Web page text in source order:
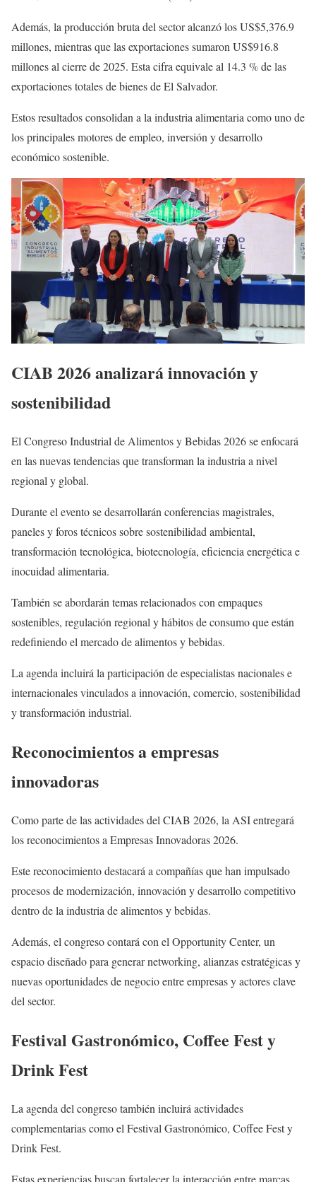
Además, la producción bruta del sector alcanzó los US$5,376.9
millones, mientras que las exportaciones sumaron US$916.8
millones al cierre de 2025. Esta cifra equivale al 14.3 % de las
exportaciones totales de bienes de El Salvador.
Estos resultados consolidan a la industria alimentaria como uno de
los principales motores de empleo, inversión y desarrollo
económico sostenible.
CIAB 2026 analizará innovación y
sostenibilidad
El Congreso Industrial de Alimentos y Bebidas 2026 se enfocará
en las nuevas tendencias que transforman la industria a nivel
regional y global.
Durante el evento se desarrollarán conferencias magistrales,
paneles y foros técnicos sobre sostenibilidad ambiental,
transformación tecnológica, biotecnología, eficiencia energética e
inocuidad alimentaria.
También se abordarán temas relacionados con empaques
sostenibles, regulación regional y hábitos de consumo que están
redefiniendo el mercado de alimentos y bebidas.
La agenda incluirá la participación de especialistas nacionales e
internacionales vinculados a innovación, comercio, sostenibilidad
y transformación industrial.
Reconocimientos a empresas
innovadoras
Como parte de las actividades del CIAB 2026, la ASI entregará
los reconocimientos a Empresas Innovadoras 2026.
Este reconocimiento destacará a compañías que han impulsado
procesos de modernización, innovación y desarrollo competitivo
dentro de la industria de alimentos y bebidas.
Además, el congreso contará con el Opportunity Center, un
espacio diseñado para generar networking, alianzas estratégicas y
nuevas oportunidades de negocio entre empresas y actores clave
del sector.
Festival Gastronómico, Coffee Fest y
Drink Fest
La agenda del congreso también incluirá actividades
complementarias como el Festival Gastronómico, Coffee Fest y
Drink Fest.
Estas experiencias buscan fortalecer la interacción entre marcas,